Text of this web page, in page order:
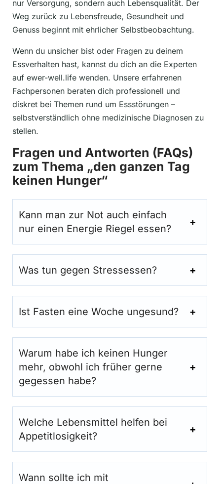
nur Versorgung, sondern auch Lebensqualität. Der
Weg zurück zu Lebensfreude, Gesundheit und
Genuss beginnt mit ehrlicher Selbstbeobachtung.
Wenn du unsicher bist oder Fragen zu deinem
Essverhalten hast, kannst du dich an die Experten
auf ewer-well.life wenden. Unsere erfahrenen
Fachpersonen beraten dich professionell und
diskret bei Themen rund um Essstörungen –
selbstverständlich ohne medizinische Diagnosen zu
stellen.
Fragen und Antworten (FAQs)
zum Thema „den ganzen Tag
keinen Hunger“
Kann man zur Not auch einfach
nur einen Energie Riegel essen?
Was tun gegen Stressessen?
Ist Fasten eine Woche ungesund?
Warum habe ich keinen Hunger
mehr, obwohl ich früher gerne
gegessen habe?
Welche Lebensmittel helfen bei
Appetitlosigkeit?
Wann sollte ich mit